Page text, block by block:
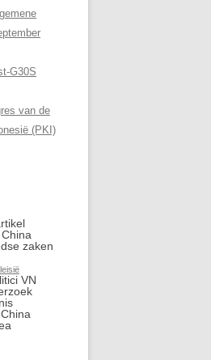
G30S
van de
(PKI)
zaken
VN